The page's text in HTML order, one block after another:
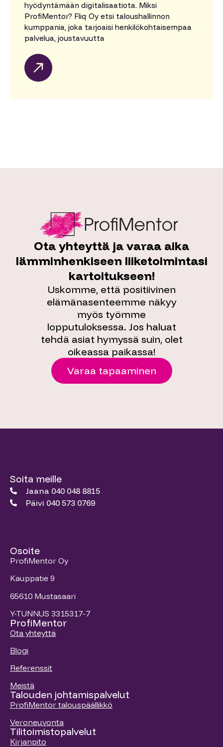
hyödyntämään digitalisaatiota. Miksi
ProfiMentor? Fliq Oy etsi taloushallinnon
kumppania, joka tarjoaisi henkilökohtaisempaa
palvelua, joustavuutta
Ota yhteyttä ja varaa aika
lämminhenkiseen liiketoimintasi
kartoitukseen!
Uskomme, että positiivinen
elämänasenteemme näkyy
myös työmme
lopputuloksessa. Jos haluat
tehdä asiat hymyssä suin, olet
oikeassa paikassa!
Varaa tapaaminen
Soita meille
Jaana 040 048 8815
Päivi 040 573 0769
Osoite
ProfiMentor Oy
Kauppatie 9
65610 Mustasaari
Y-TUNNUS 3315317-7
ProfiMentor
Ota yhteyttä
Blogi
Referenssit
Meistä
Talouden johtamispalvelut
ProfiMentor talouspäällikkö
Veroneuvonta
Tilitoimistopalvelut
Kirjanpito